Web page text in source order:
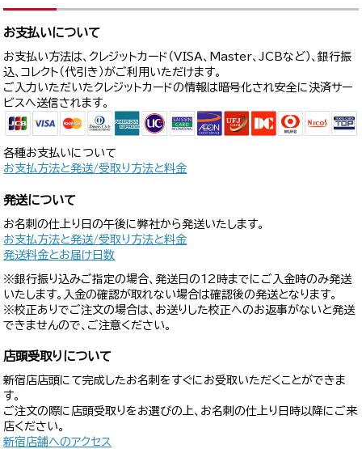
お支払いについて
お支払い方法は、クレジットカード（VISA、Master、JCBなど）、銀行振
込、コレクト（代引き）がご利用いただけます。
ご入力いただいたクレジットカードの情報は暗号化され安全に決済サー
ビスへ送信されます。
各種お支払いについて
お支払方法と発送/受取り方法と料金
発送について
お名刺の仕上り日の午後に弊社から発送いたします。
お支払方法と発送/受取り方法と料金
発送料金とお届け日数
※銀行振り込みご指定の場合、発送日の12時までにご入金時のみ発送
いたします。入金の確認が取れない場合は確認後の発送となります。
※校正ありでご注文の場合は、お送りした校正へのお返事がないと発送
できませんので、ご注意ください。
店頭受取りについて
新宿店店頭にて完成したお名刺をすぐにお受取いただくことができま
す。
ご注文の際に店頭受取りをお選びの上、お名刺の仕上り日時以降にご来
店ください。
新宿店舗へのアクセス